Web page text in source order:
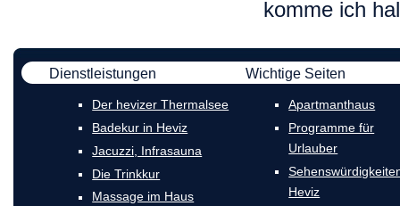
komme ich
Dienstleistungen
Der hevizer Thermalsee
Badekur in Heviz
Jacuzzi, Infrasauna
Die Trinkkur
Massage im Haus
Wichtige Seiten
Apartmanthaus
Programme für
Urlauber
Heviz